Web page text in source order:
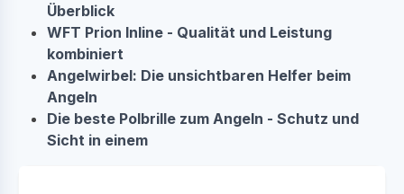
Überblick
WFT Prion Inline - Qualität und Leistung
kombiniert
Angelwirbel: Die unsichtbaren Helfer beim
Angeln
Die beste Polbrille zum Angeln - Schutz und
Sicht in einem